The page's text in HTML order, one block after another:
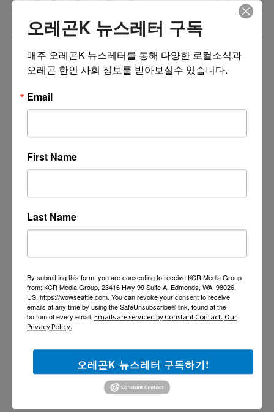
비즈니스 웹사이트 제작 프로모션 ($300부터~)
더보기 >>
오레곤K 뉴스레터 구독
매주 오레곤K 뉴스레터를 통해 다양한 로컬소식과
오레곤 한인 사회 정보를 받아보실수 있습니다.
Email
First Name
Last Name
By submitting this form, you are consenting to receive KCR Media Group
from: KCR Media Group, 23416 Hwy 99 Suite A, Edmonds, WA, 98026,
US, https://wowseattle.com. You can revoke your consent to receive
emails at any time by using the SafeUnsubscribe® link, found at the
bottom of every email. Emails are serviced by Constant Contact. Our
Privacy Policy.
오레곤K 뉴스레터 구독하기!